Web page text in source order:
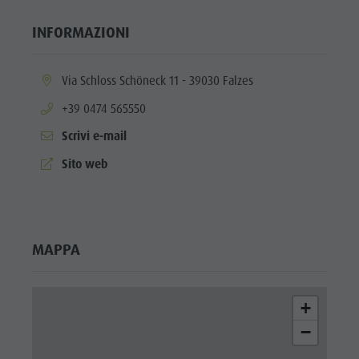
INFORMAZIONI
aria.location:
Via Schloss Schöneck 11 - 39030 Falzes
aria.phone:
+39 0474 565550
Scrivi e-mail
aria.website:
Sito web
MAPPA
+
−